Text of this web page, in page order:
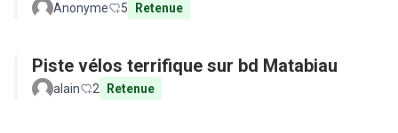
Anonyme 5 Retenue
Piste vélos terrifique sur bd Matabiau
alain 2 Retenue